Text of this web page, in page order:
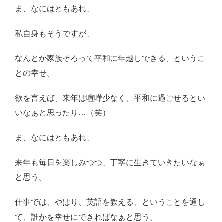
ま、なにはともあれ、
私自身もそうですが、
なんとか家族そろって平和に年越しできる、というこ
との幸せ。
欲を言えば、来年は喧嘩少なく、平和に過ごせるとい
いなぁと思ったり…（笑）
ま、なにはともあれ、
来年も毎日を楽しみつつ、丁寧に生きていきたいなぁ
と思う。
仕事では、やはり、英語を教える、ということを通し
て、誰かを幸せにできればなぁと思う。